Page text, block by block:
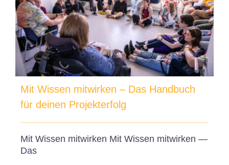
Mit Wissen mitwirken – Das Handbuch
für deinen Projekterfolg
Mit Wissen mitwirken Mit Wissen mitwirken —
Das